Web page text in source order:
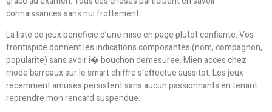
connaissances sans nul frottement.
La liste de jeux beneficie d’une mise en page plutot confiante. Vos
frontispice donnent les indications composantes (nom, compagnon,
popularite) sans avoir i� bouchon demesuree. Mien acces chez
mode barreaux sur le smart chiffre s’effectue aussitot. Les jeux
recemment amuses persistent sans aucun passionnants en tenant
reprendre mon rencard suspendue.